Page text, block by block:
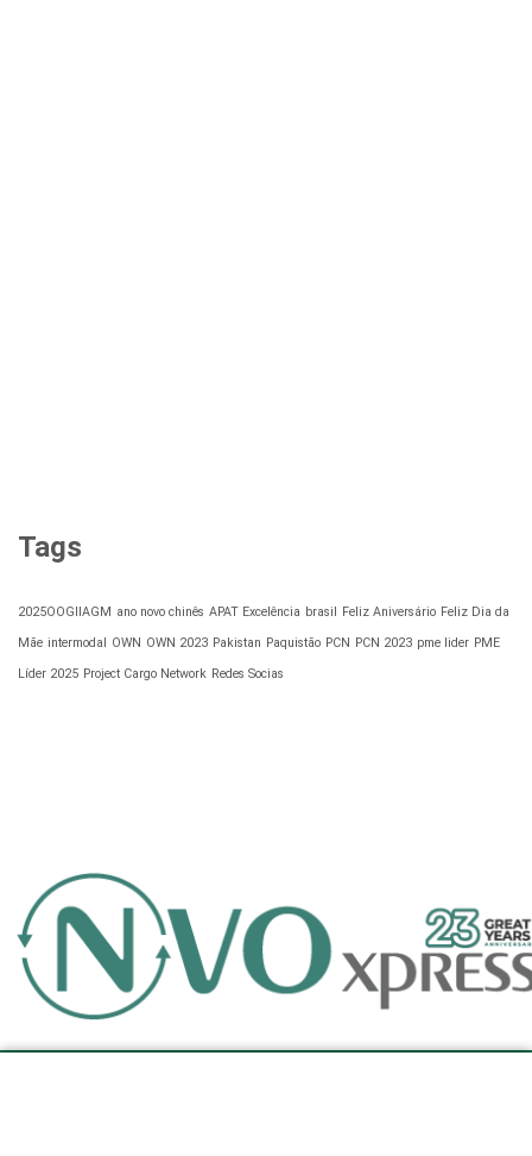
Tags
2025OOGIIAGM ano novo chinês APAT Excelência brasil Feliz Aniversário Feliz Dia da
Mãe intermodal OWN OWN 2023 Pakistan Paquistão PCN PCN 2023 pme lider PME
Líder 2025 Project Cargo Network Redes Socias